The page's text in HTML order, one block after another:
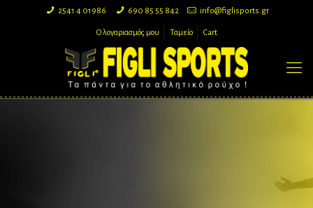
2541 4 01986 690 85 55 842 info@figlisports.gr
Ο λογαριασμός μου Ταμείο Cart